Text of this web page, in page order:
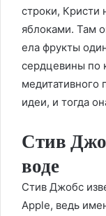
строки, Кристи
яблоками. Там
ела фрукты
сердцевины по
медитативного
идеи, и тогда
Стив
воде
Стив Джобс
Apple, ведь